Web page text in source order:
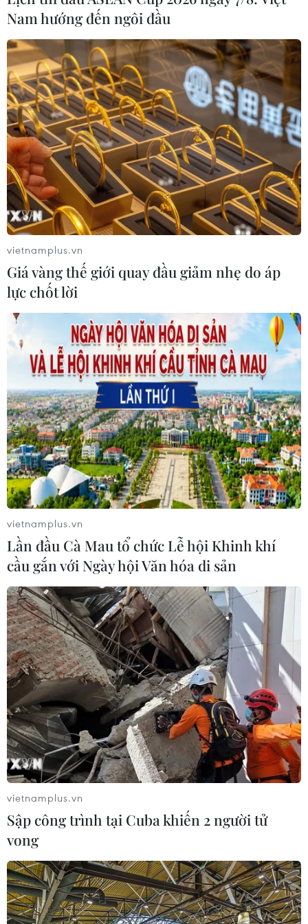
TIN CÙNG CHUYÊN MỤC
Mỹ áp thuế 15% đối với nguyên liệu
Nam hướng đến ngôi đầu
vietnamplus.vn
Giá vàng thế giới quay đầu giảm nhẹ do áp
lực chốt lời
vietnamplus.vn
Lần đầu Cà Mau tổ chức Lễ hội Khinh khí
cầu gắn với Ngày hội Văn hóa di sản
vietnamplus.vn
Sập công trình tại Cuba khiến 2 người tử
vong